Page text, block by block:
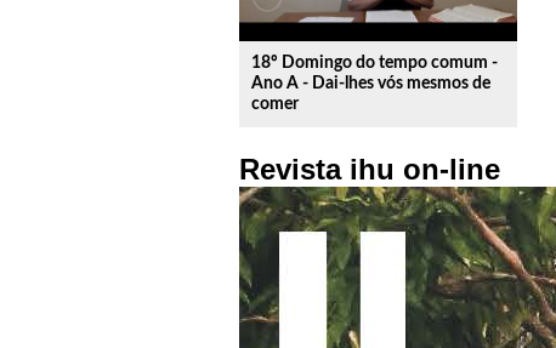
18º Domingo do tempo comum -
Ano A - Dai-lhes vós mesmos de
comer
Revista ihu on-line